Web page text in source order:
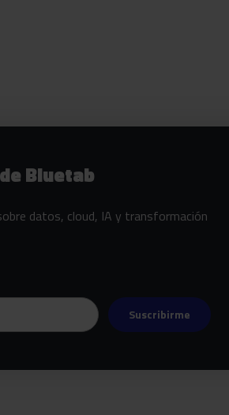
Bluetab
datos, cloud, IA y transformación
Suscribirme